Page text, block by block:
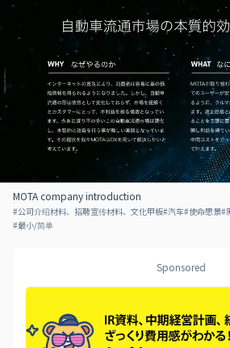
MOTA company introduction
#公司介绍材料、招聘宣传材料、文化甲板#汽车#使命愿景#
#最小/简单
Sponsored